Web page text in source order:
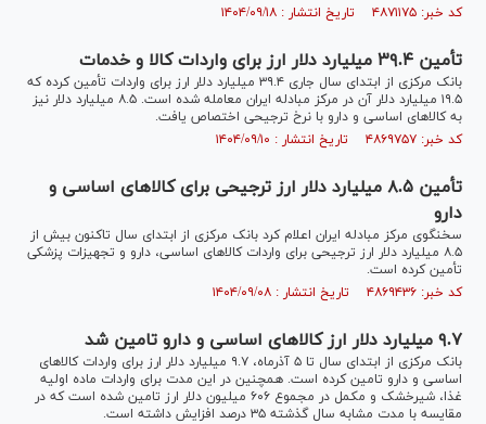
کد خبر: ۴۸۷۱۱۷۵ تاریخ انتشار : ۱۴۰۴/۰۹/۱۸
تأمین ۳۹.۴ میلیارد دلار ارز برای واردات کالا و خدمات
بانک مرکزی از ابتدای سال جاری ۳۹.۴ میلیارد دلار ارز برای واردات تأمین کرده که
۱۹.۵ میلیارد دلار آن در مرکز مبادله ایران معامله شده است. ۸.۵ میلیارد دلار نیز
به کالا‌های اساسی و دارو با نرخ ترجیحی اختصاص یافت.
کد خبر: ۴۸۶۹۷۵۷ تاریخ انتشار : ۱۴۰۴/۰۹/۱۰
تأمین ۸.۵ میلیارد دلار ارز ترجیحی برای کالا‌های اساسی و
دارو
سخنگوی مرکز مبادله ایران اعلام کرد بانک مرکزی از ابتدای سال تاکنون بیش از
۸.۵ میلیارد دلار ارز ترجیحی برای واردات کالا‌های اساسی، دارو و تجهیزات پزشکی
تأمین کرده است.
کد خبر: ۴۸۶۹۴۳۶ تاریخ انتشار : ۱۴۰۴/۰۹/۰۸
۹.۷ میلیارد دلار ارز کالا‌های اساسی و دارو تامین شد
بانک مرکزی از ابتدای سال تا ۵ آذرماه، ۹.۷ میلیارد دلار ارز برای واردات کالا‌های
اساسی و دارو تامین کرده است. همچنین در این مدت برای واردات ماده اولیه
غذا، شیرخشک و مکمل در مجموع ۶۰۶ میلیون دلار ارز تامین شده است که در
مقایسه با مدت مشابه سال گذشته ۳۵ درصد افزایش داشته است.